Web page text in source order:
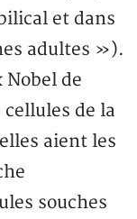
et dans
adultes »).
de
de la
aient les
souches